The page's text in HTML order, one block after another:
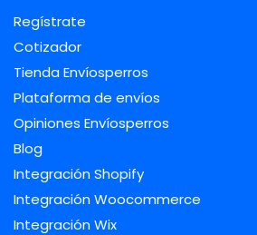
Regístrate
Cotizador
Tienda Envíosperros
Plataforma de envíos
Opiniones Envíosperros
Blog
Integración Shopify
Integración Woocommerce
Integración Wix